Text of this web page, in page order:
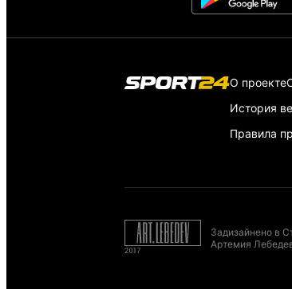
О проекте
История
Правила
Задизайнено в
Артемия